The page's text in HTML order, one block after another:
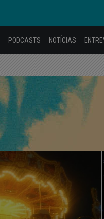
PODCASTS NOTÍCIAS